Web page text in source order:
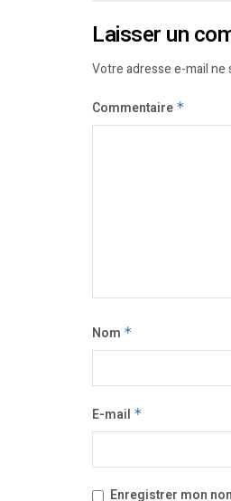
Laisser un
Votre adresse e-mail ne
Commentaire *
Nom *
E-mail *
Enregistrer mon